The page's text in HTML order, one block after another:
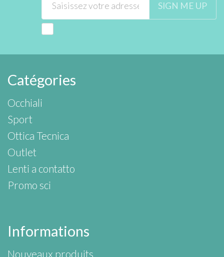
SIGN ME UP
Catégories
Occhiali
Sport
Ottica Tecnica
Outlet
Lenti a contatto
Promo sci
Informations
Nouveaux produits